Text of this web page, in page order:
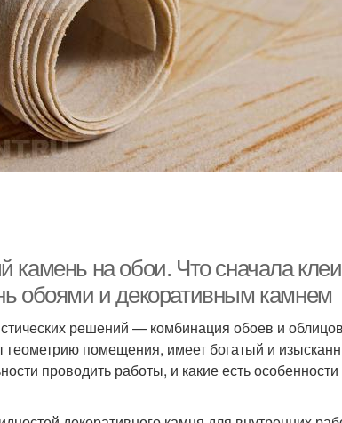
камень на обои. Что сначала
обоями и декоративным камнем
решений — комбинация обоев и
геометрию помещения, имеет богатый и
проводить работы, и какие есть